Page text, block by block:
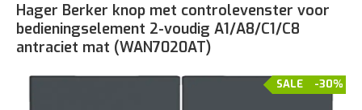
Hager Berker knop met controlevenster voor
bedieningselement 2-voudig A1/A8/C1/C8
antraciet mat (WAN7020AT)
-30%
SALE